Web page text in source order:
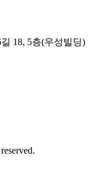
18, 5층(우성빌딩)